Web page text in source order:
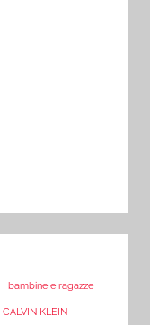
bambine e ragazze
CALVIN KLEIN